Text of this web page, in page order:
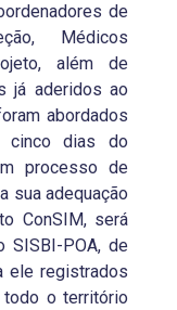
de
Médicos
além de
já aderidos ao
abordados
cinco dias do
processo de
sua adequação
ConSIM, será
SISBI-POA, de
ele registrados
todo o território